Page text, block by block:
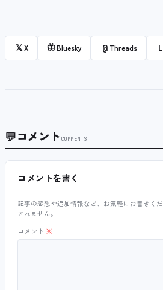
𝕏X 🦋Bluesky @ Threads L
💬コメント COMMENTS
コメントを書く
記事の感想や追加情報など、お気軽にお書きく
されません。
コメント ※